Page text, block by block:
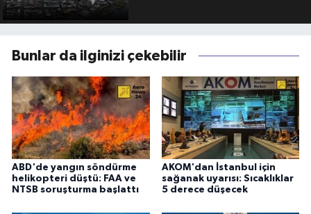
Bunlar da ilginizi çekebilir
ABD'de yangın söndürme
helikopteri düştü: FAA ve
NTSB soruşturma başlattı
AKOM'dan İstanbul için
sağanak uyarısı: Sıcaklıklar
5 derece düşecek